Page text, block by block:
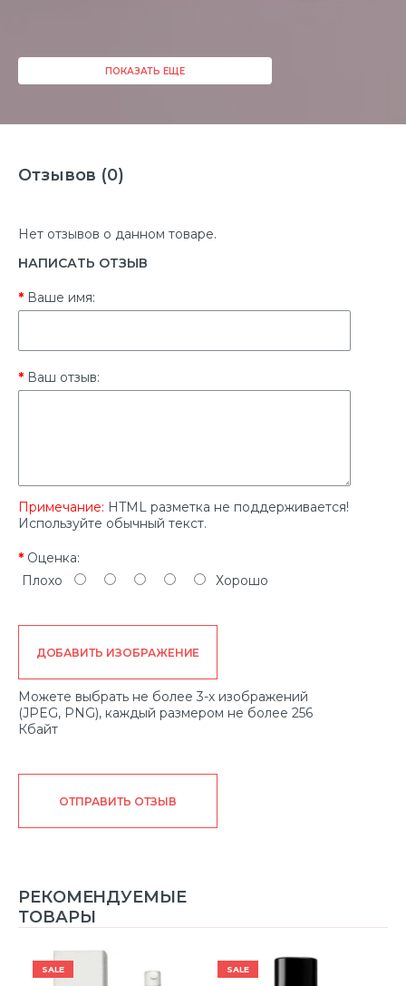
ПОКАЗАТЬ ЕЩЕ
Отзывов (0)
Нет отзывов о данном товаре.
НАПИСАТЬ ОТЗЫВ
Ваше имя:
Ваш отзыв:
Примечание: HTML разметка не поддерживается!
Используйте обычный текст.
Оценка:
Плохо
Хорошо
ДОБАВИТЬ ИЗОБРАЖЕНИЕ
Можете выбрать не более 3-х изображений
(JPEG, PNG), каждый размером не более 256
Кбайт
ОТПРАВИТЬ ОТЗЫВ
РЕКОМЕНДУЕМЫЕ
ТОВАРЫ
SALE SALE